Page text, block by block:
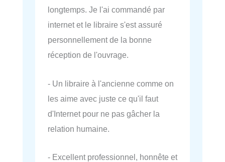
longtemps. Je l'ai commandé par
internet et le libraire s'est assuré
personnellement de la bonne
réception de l'ouvrage.
- Un libraire à l'ancienne comme on
les aime avec juste ce qu'il faut
d'Internet pour ne pas gâcher la
relation humaine.
- Excellent professionnel, honnête et